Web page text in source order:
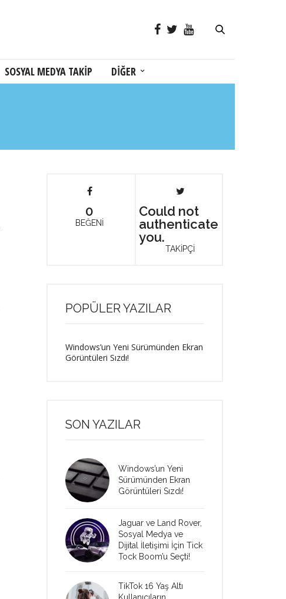
SOSYAL MEDYA TAKİP DİĞER
0
BEĞENİ
Could not
authenticate
you.
TAKİPÇİ
POPÜLER YAZILAR
Windows’un Yeni Sürümünden Ekran
Görüntüleri Sızdı!
SON YAZILAR
Windows’un Yeni
Sürümünden Ekran
Görüntüleri Sızdı!
Jaguar ve Land Rover,
Sosyal Medya ve
Dijital İletişimi İçin Tick
Tock Boom’u Seçti!
TikTok 16 Yaş Altı